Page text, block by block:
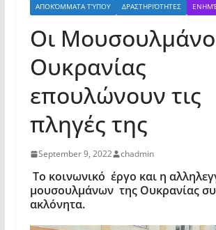
ΑΠΟΚΌΜΜΑΤΑ ΤΎΠΟΥ ΔΡΑΣΤΗΡΙΌΤΗΤΕΣ
Οι
Ουκρανίας
επουλώνουν τις
πληγές της
September 9, 2022 chadmin
Το κοινωνικό έργο και η
μουσουλμάνων της Ουκρανίας
ακλόνητα.